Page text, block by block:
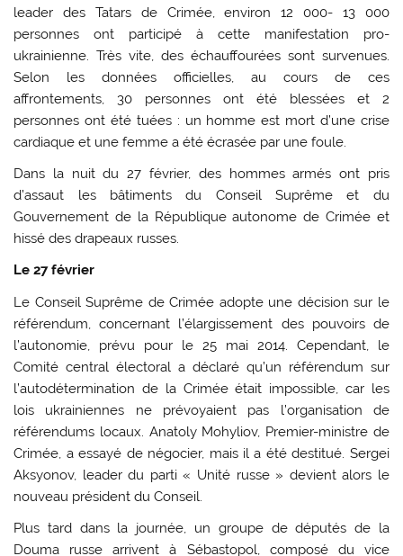
leader des Tatars de Crimée, environ 12 000- 13 000
personnes ont participé à cette manifestation pro-
ukrainienne. Très vite, des échauffourées sont survenues.
Selon les données officielles, au cours de ces
affrontements, 30 personnes ont été blessées et 2
personnes ont été tuées : un homme est mort d’une crise
cardiaque et une femme a été écrasée par une foule.
Dans la nuit du 27 février, des hommes armés ont pris
d’assaut les bâtiments du Conseil Suprême et du
Gouvernement de la République autonome de Crimée et
hissé des drapeaux russes.
Le 27 février
Le Conseil Suprême de Crimée adopte une décision sur le
référendum, concernant l’élargissement des pouvoirs de
l’autonomie, prévu pour le 25 mai 2014. Cependant, le
Comité central électoral a déclaré qu’un référendum sur
l’autodétermination de la Crimée était impossible, car les
lois ukrainiennes ne prévoyaient pas l’organisation de
référendums locaux. Anatoly Mohyliov, Premier-ministre de
Crimée, a essayé de négocier, mais il a été destitué. Sergei
Aksyonov, leader du parti « Unité russe » devient alors le
nouveau président du Conseil.
Plus tard dans la journée, un groupe de députés de la
Douma russe arrivent à Sébastopol, composé du vice